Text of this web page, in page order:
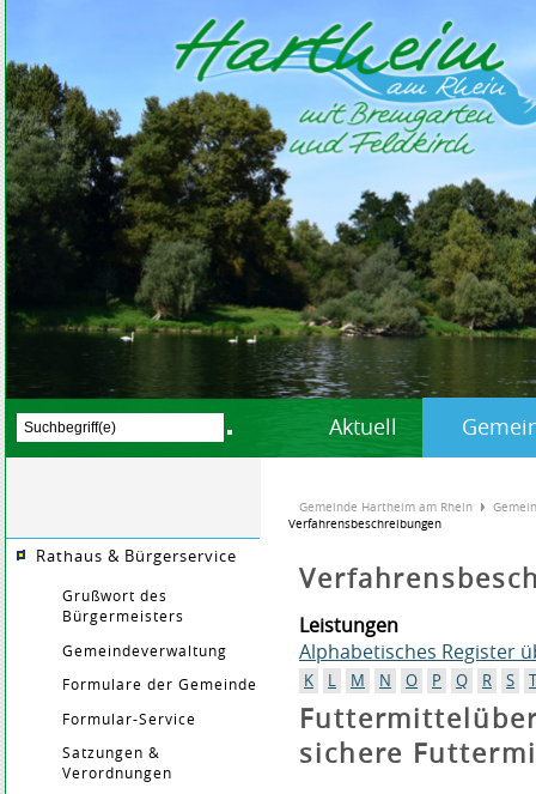
Aktuell
Rathaus & Bürgerservice
Grußwort des
Bürgermeisters
Gemeindeverwaltung
Formulare der Gemeinde
Formular-Service
Satzungen &
Verordnungen
Gemeinde Hartheim am Rhein
Verfahrensbeschreibungen
Leistungen
Alphabetisches Register
K L M N O P Q R S
sichere